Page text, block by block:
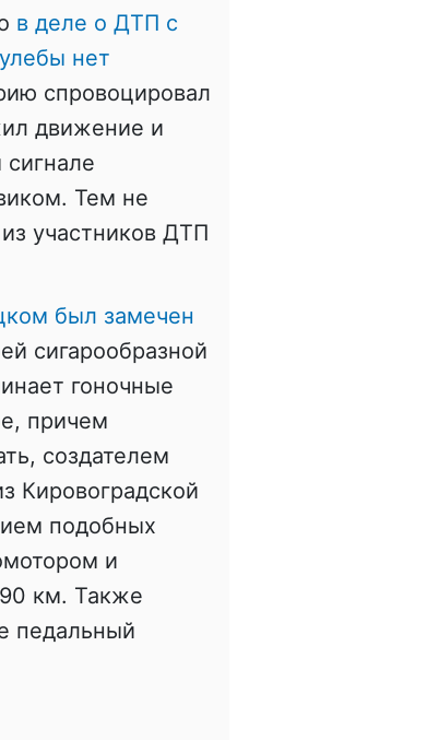
в деле о ДТП с
нет
спровоцировал
движение и
Тем не
участников ДТП
был замечен
сигарообразной
гоночные
причем
создателем
Кировоградской
подобных
и
км. Также
педальный